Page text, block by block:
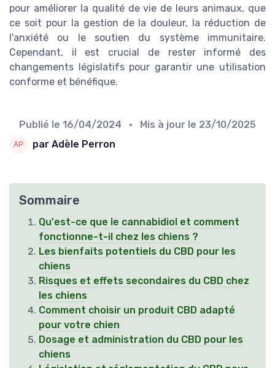
pour améliorer la qualité de vie de leurs animaux, que
ce soit pour la gestion de la douleur, la réduction de
l'anxiété ou le soutien du système immunitaire.
Cependant, il est crucial de rester informé des
changements législatifs pour garantir une utilisation
conforme et bénéfique.
Publié le 16/04/2024 • Mis à jour le 23/10/2025
par Adèle Perron
Sommaire
Qu'est-ce que le cannabidiol et comment
fonctionne-t-il chez les chiens ?
Les bienfaits potentiels du CBD pour les
chiens
Risques et effets secondaires du CBD chez
les chiens
Comment choisir un produit CBD adapté
pour votre chien
Dosage et administration du CBD pour les
chiens